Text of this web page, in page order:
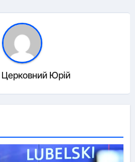
Церковний Юрій